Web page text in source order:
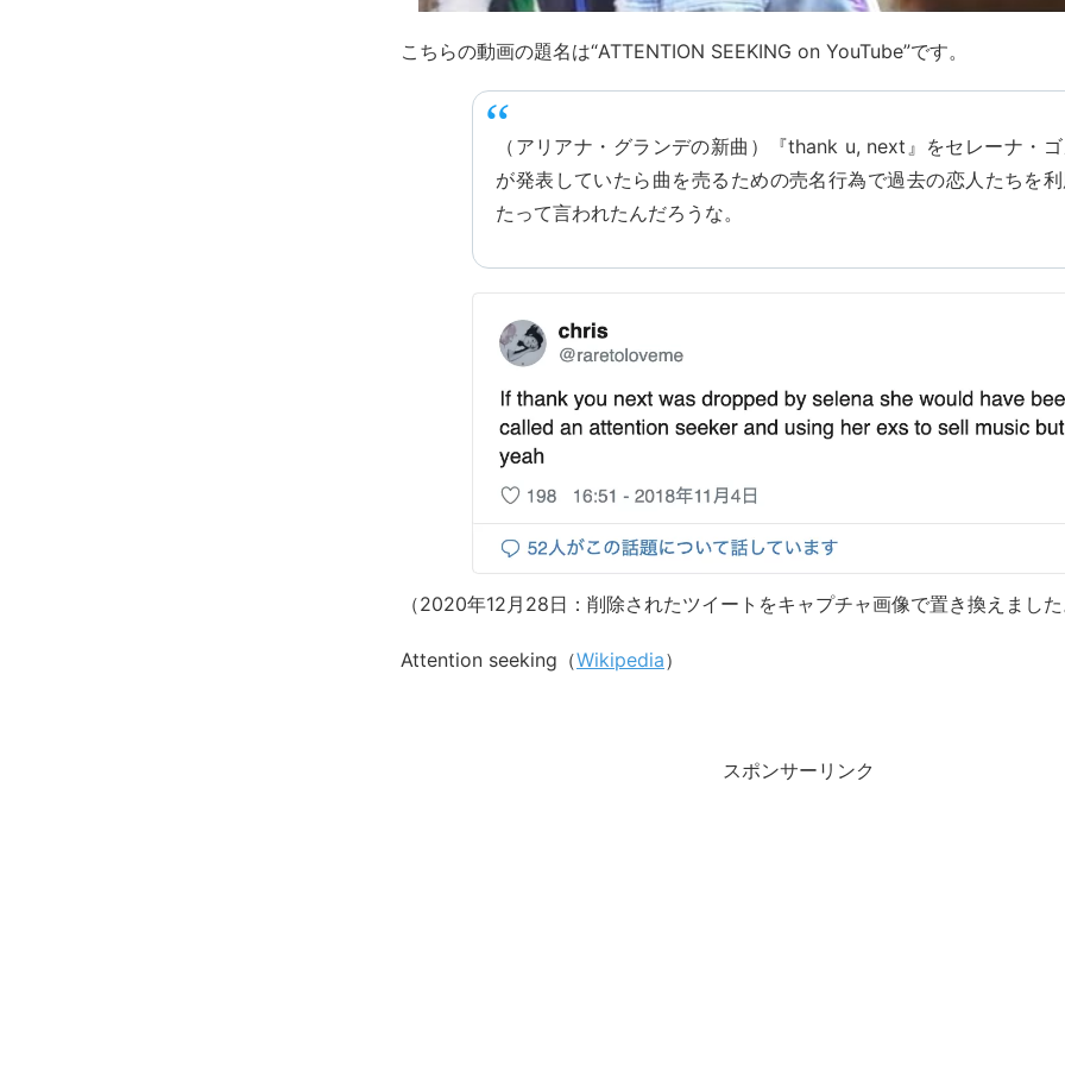
こちらの動画の題名は“ATTENTION SEEKING on YouTube”です。
（アリアナ・グランデの新曲）『thank u, next』をセレーナ・ゴ
が発表していたら曲を売るための売名行為で過去の恋人たちを
たって言われたんだろうな。
（2020年12月28日：削除されたツイートをキャプチャ画像で置き換えました
Attention seeking（Wikipedia）
スポンサーリンク